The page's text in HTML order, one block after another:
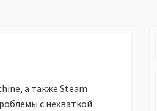
а также Steam
с нехваткой